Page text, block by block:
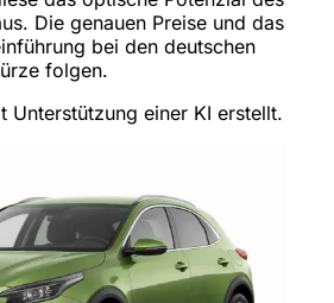
Die genauen Preise und das
bei den deutschen
folgen.
Unterstützung einer KI erstellt.